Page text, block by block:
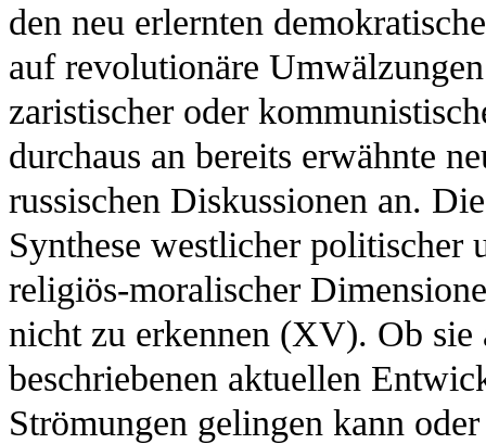
den neu erlernten
auf revolutionäre
zaristischer oder
durchaus an bereits erwähnte
russischen Diskussionen an.
Synthese westlicher
religiös-moralischer
nicht zu erkennen (XV). Ob
beschriebenen aktuellen
Strömungen gelingen kann